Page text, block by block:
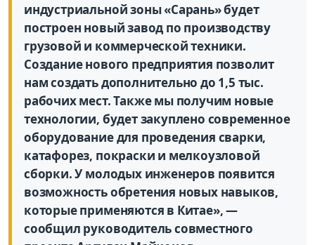
индустриальной зоны «Сарань» будет
построен новый завод по производству
грузовой и коммерческой техники.
Создание нового предприятия позволит
нам создать дополнительно до 1,5 тыс.
рабочих мест. Также мы получим новые
технологии, будет закуплено современное
оборудование для проведения сварки,
катафорез, покраски и мелкоузловой
сборки. У молодых инженеров появится
возможность обретения новых навыков,
которые применяются в Китае», —
сообщил руководитель совместного